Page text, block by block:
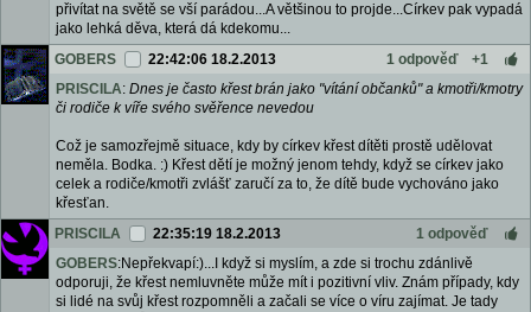
přivítat na světě se vší parádou...A většinou to projde...Církev pak vypadá
jako lehká děva, která dá kdekomu...
GOBERS
22:42:06 18.2.2013 1 odpověď
+1
PRISCILA: Dnes je často křest brán jako "vítání občanků" a kmotři/kmotry
či rodiče k víře svého svěřence nevedou
Což je samozřejmě situace, kdy by církev křest dítěti prostě udělovat
neměla. Bodka. :) Křest dětí je možný jenom tehdy, když se církev jako
celek a rodiče/kmotři zvlášť zaručí za to, že dítě bude vychováno jako
křesťan.
PRISCILA
22:35:19 18.2.2013
1 odpověď
GOBERS:Nepřekvapí:)...I když si myslím, a zde si trochu zdánlivě
odporuji, že křest nemluvněte může mít i pozitivní vliv. Znám případy, kdy
si lidé na svůj křest rozpomněli a začali se více o víru zajímat. Je tady